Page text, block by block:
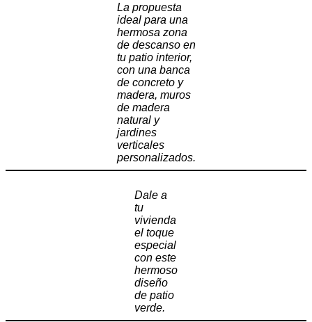
La propuesta
ideal para una
hermosa zona
de descanso en
tu patio interior,
con una banca
de concreto y
madera, muros
de madera
natural y
jardines
verticales
personalizados.
Dale a
tu
vivienda
el toque
especial
con este
hermoso
diseño
de patio
verde.